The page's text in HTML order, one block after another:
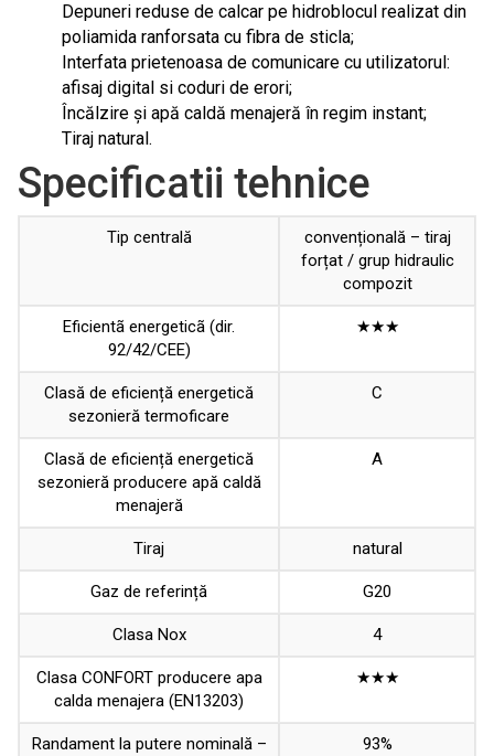
Depuneri reduse de calcar pe hidroblocul realizat din
poliamida ranforsata cu fibra de sticla;
Interfata prietenoasa de comunicare cu utilizatorul:
afisaj digital si coduri de erori;
Încălzire și apă caldă menajeră în regim instant;
Tiraj natural.
Specificatii tehnice
Tip centrală
convențională – tiraj
forțat / grup hidraulic
compozit
Eficientã energeticã (dir.
92/42/CEE)
★★★
Clasă de eficiență energetică
sezonieră termoficare
C
Clasă de eficiență energetică
sezonieră producere apă caldă
menajeră
A
Tiraj natural
Gaz de referință G20
Clasa Nox 4
Clasa CONFORT producere apa
calda menajera (EN13203)
★★★
Randament la putere nominală –
93%